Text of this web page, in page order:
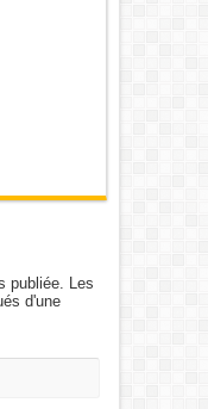
publiée. Les
d'une